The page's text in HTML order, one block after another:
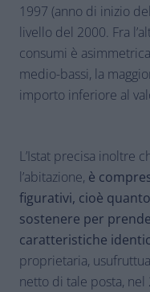
1997 (anno di inizio
livello del 2000. Fra
consumi è
medio-bassi, la
importo inferiore al
L’Istat precisa inoltre
l’abitazione, è
figurativi, cioè
sostenere per
caratteristiche
proprietaria,
netto di tale posta,